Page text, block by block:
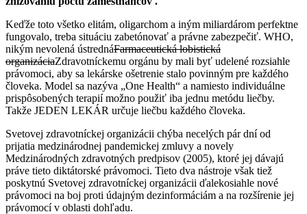
Keďže toto všetko elitám, oligarchom a iným miliardárom perfektne
fungovalo, treba situáciu zabetónovať a právne zabezpečiť. WHO,
nikým nevolená ústrednáFarmaceutická lobistická
organizáciaZdravotníckemu orgánu by mali byť udelené rozsiahle
právomoci, aby sa lekárske ošetrenie stalo povinným pre každého
človeka. Model sa nazýva „One Health“ a namiesto individuálne
prispôsobených terapií možno použiť iba jednu metódu liečby.
Takže JEDEN LEKÁR určuje liečbu každého človeka.
Svetovej zdravotníckej organizácii chýba necelých pár dní od
prijatia medzinárodnej pandemickej zmluvy a novely
Medzinárodných zdravotných predpisov (2005), ktoré jej dávajú
práve tieto diktátorské právomoci. Tieto dva nástroje však tiež
poskytnú Svetovej zdravotníckej organizácii ďalekosiahle nové
právomoci na boj proti údajným dezinformáciám a na rozšírenie jej
právomocí v oblasti dohľadu.